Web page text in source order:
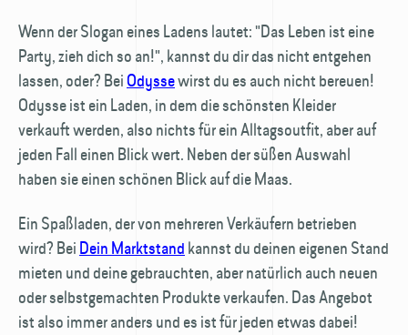
Wenn der Slogan eines Ladens lautet: "Das Leben ist eine
Party, zieh dich so an!", kannst du dir das nicht entgehen
lassen, oder? Bei Odyssewirst du es auch nicht bereuen!
Odysse ist ein Laden, in dem die schönsten Kleider
verkauft werden, also nichts für ein Alltagsoutfit, aber auf
jeden Fall einen Blick wert. Neben der süßen Auswahl
haben sie einen schönen Blick auf die Maas.
Ein Spaßladen, der von mehreren Verkäufern betrieben
wird? Bei Dein Marktstand kannst du deinen eigenen Stand
mieten und deine gebrauchten, aber natürlich auch neuen
oder selbstgemachten Produkte verkaufen. Das Angebot
ist also immer anders und es ist für jeden etwas dabei!